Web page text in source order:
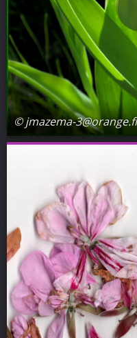
© jmazema-